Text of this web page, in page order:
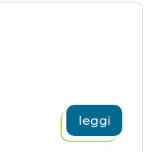
leggi